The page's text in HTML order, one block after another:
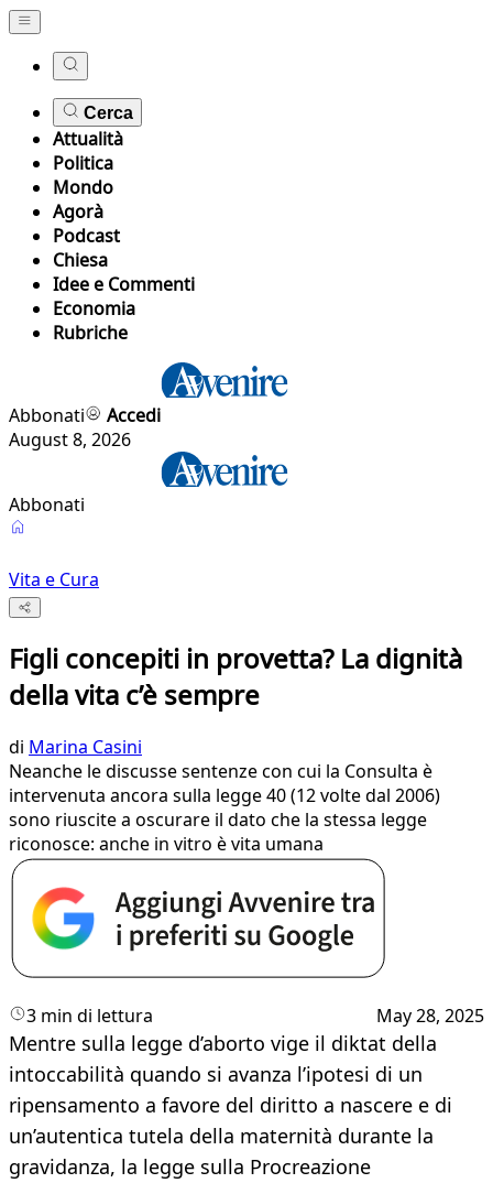
Cerca
Attualità
Politica
Mondo
Agorà
Podcast
Chiesa
Idee e Commenti
Economia
Rubriche
Abbonati
Accedi
August 8, 2026
Abbonati
Vita e Cura
Figli concepiti in provetta? La dignità
della vita c’è sempre
di Marina Casini
Neanche le discusse sentenze con cui la Consulta è
intervenuta ancora sulla legge 40 (12 volte dal 2006)
sono riuscite a oscurare il dato che la stessa legge
riconosce: anche in vitro è vita umana
3 min di lettura May 28, 2025
Mentre sulla legge d’aborto vige il diktat della
intoccabilità quando si avanza l’ipotesi di un
ripensamento a favore del diritto a nascere e di
un’autentica tutela della maternità durante la
gravidanza, la legge sulla Procreazione